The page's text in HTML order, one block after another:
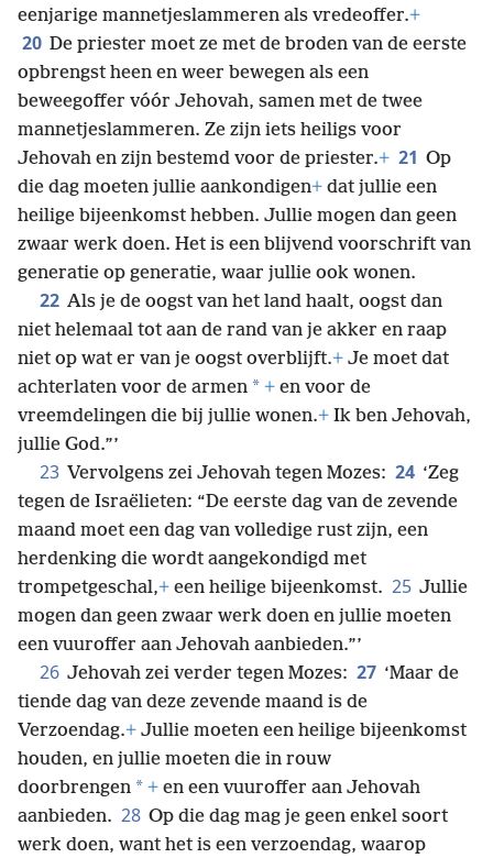
eenjarige mannetjeslammeren als vredeoffer.+
20 De priester moet ze met de broden van de eerste
opbrengst heen en weer bewegen als een
beweegoffer vóór Jehovah, samen met de twee
mannetjeslammeren. Ze zijn iets heiligs voor
Jehovah en zijn bestemd voor de priester.+ 21 Op
die dag moeten jullie aankondigen+ dat jullie een
heilige bijeenkomst hebben. Jullie mogen dan geen
zwaar werk doen. Het is een blijvend voorschrift van
generatie op generatie, waar jullie ook wonen.
22 Als je de oogst van het land haalt, oogst dan
niet helemaal tot aan de rand van je akker en raap
niet op wat er van je oogst overblijft.+ Je moet dat
achterlaten voor de armen * + en voor de
vreemdelingen die bij jullie wonen.+ Ik ben Jehovah,
jullie God.”’
23 Vervolgens zei Jehovah tegen Mozes: 24 ‘Zeg
tegen de Israëlieten: “De eerste dag van de zevende
maand moet een dag van volledige rust zijn, een
herdenking die wordt aangekondigd met
trompetgeschal,+ een heilige bijeenkomst. 25 Jullie
mogen dan geen zwaar werk doen en jullie moeten
een vuuroffer aan Jehovah aanbieden.”’
26 Jehovah zei verder tegen Mozes: 27 ‘Maar de
tiende dag van deze zevende maand is de
Verzoendag.+ Jullie moeten een heilige bijeenkomst
houden, en jullie moeten die in rouw
doorbrengen * + en een vuuroffer aan Jehovah
aanbieden. 28 Op die dag mag je geen enkel soort
werk doen, want het is een verzoendag, waarop